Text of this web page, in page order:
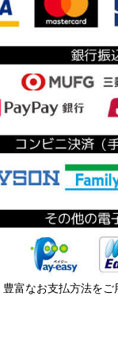
豊富なお支払方法をご